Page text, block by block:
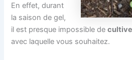
En effet, durant
la saison de gel,
il est presque impossible de
avec laquelle vous souhaitez.